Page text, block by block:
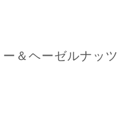
＆ヘーゼルナッツ